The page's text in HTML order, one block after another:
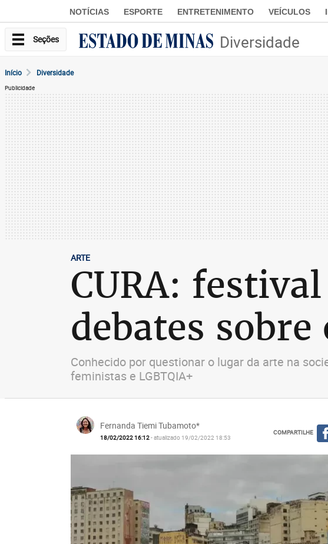
NOTÍCIAS ESPORTE ENTRETENIMENTO VEÍCULOS
Seções Diversidade
Início Diversidade
Publicidade
ARTE
CURA:
debates
Conhecido por questionar o lugar da arte na
feministas e LGBTQIA+
Fernanda Tiemi Tubamoto*
18/02/2022 16:12- atualizado 19/02/2022 18:53
COMPARTILHE